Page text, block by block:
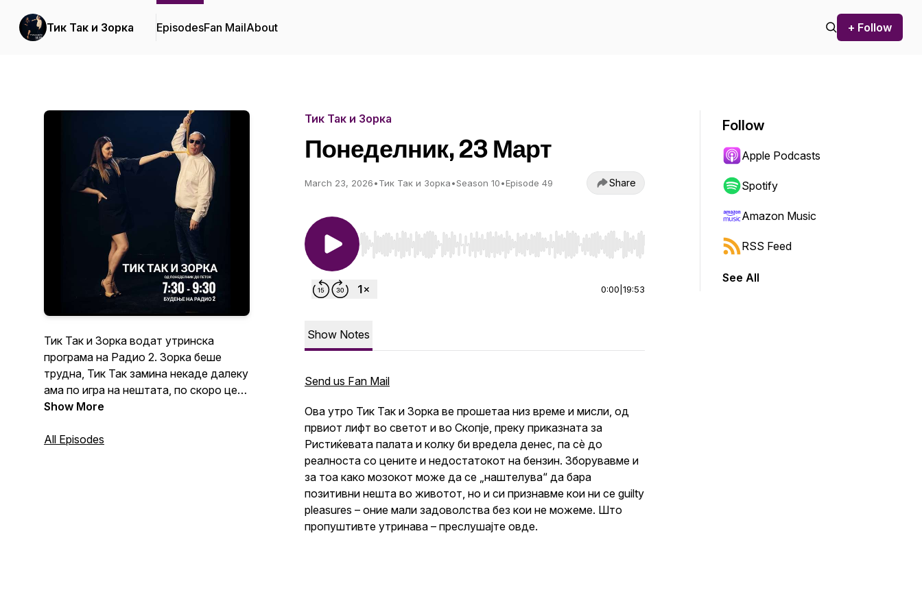
Тик Так и Зорка EpisodesFan MailAbout + Follow
Тик Так и Зорка водат утринска
програма на Радио 2. Зорка беше
трудна, Тик Так замина некаде далеку
ама по игра на нештата, по скоро цела
година пауза, повторно се заедно.
куп нови работи и секако, со
Show More
All Episodes
Тик Так и Зорка
Понеделник, 23 Март
March 23, 2026•Тик Так и Зорка•Season 10•Episode 49 Share
Use Left/Right to seek, Home/End to jump to start or end. Hold shift to jump forward or backward.
0:00 19:53
Show Notes
Send us Fan Mail
Ова утро Тик Так и Зорка ве прошетаа низ време и мисли, од
првиот лифт во светот и во Скопје, преку приказната за
Ристиќевата палата и колку би вредела денес, па сè до
реалноста со цените и недостатокот на бензин. Зборувавме и
за тоа како мозокот може да се „наштелува“ да бара
позитивни нешта во животот, но и си признавме кои ни се guilty
pleasures – оние мали задоволства без кои не можеме. Што
пропуштивте утринава – преслушајте овде.
Follow
Apple Podcasts
Spotify
Amazon Music
RSS Feed
See All